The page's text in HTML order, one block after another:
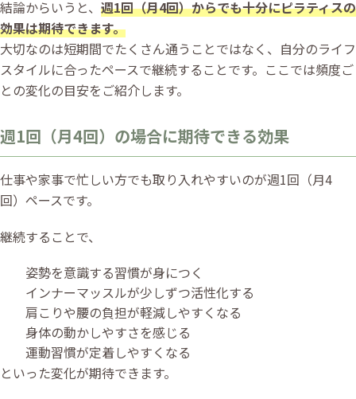
結論からいうと、 週1回（月4回）からでも十分にピラティスの
効果は期待できます。
大切なのは短期間でたくさん通うことではなく、自分のライフ
スタイルに合ったペースで継続することです。ここでは頻度ご
との変化の目安をご紹介します。
週1回（月4回）の場合に期待できる効果
仕事や家事で忙しい方でも取り入れやすいのが週1回（月4
回）ペースです。
継続することで、
姿勢を意識する習慣が身につく
インナーマッスルが少しずつ活性化する
肩こりや腰の負担が軽減しやすくなる
身体の動かしやすさを感じる
運動習慣が定着しやすくなる
といった変化が期待できます。